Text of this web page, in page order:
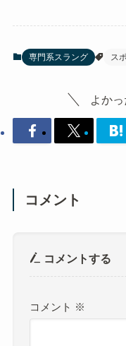
専門系スラング ス
よか
コメント
コメントする
コメント ※